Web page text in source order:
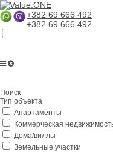
+382 69 666 492
+382 69 666 492
Поиск
Тип объекта
Апартаменты
Коммерческая
Дома/виллы
Земельные участки